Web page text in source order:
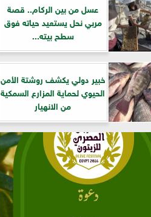
عسل من بين الركام.. قصة
مربي نحل يستعيد حياته فوق
سطح بيته...
خبير دولي يكشف روشتة الأمن
الحيوي لحماية المزارع السمكية
من الانهيار